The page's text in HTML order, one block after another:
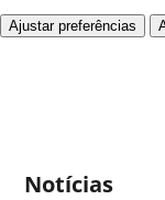
Ajustar preferências
Notícias